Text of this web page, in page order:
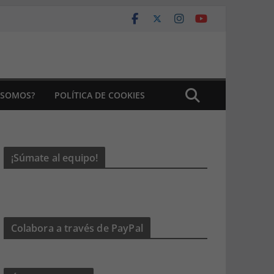
POLÍTICA DE COOKIES
¡Súmate al equipo!
Colabora a través de PayPal